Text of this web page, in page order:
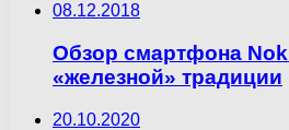
08.12.2018
Обзор смартфона
«железной» традиции
20.10.2020